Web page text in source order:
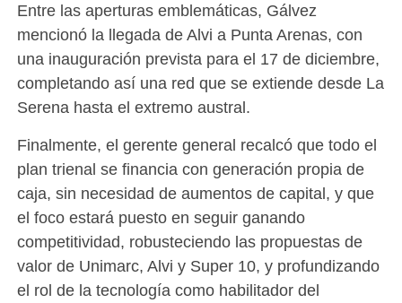
Entre las aperturas emblemáticas, Gálvez
mencionó la llegada de Alvi a Punta Arenas, con
una inauguración prevista para el 17 de diciembre,
completando así una red que se extiende desde La
Serena hasta el extremo austral.
Finalmente, el gerente general recalcó que todo el
plan trienal se financia con generación propia de
caja, sin necesidad de aumentos de capital, y que
el foco estará puesto en seguir ganando
competitividad, robusteciendo las propuestas de
valor de Unimarc, Alvi y Super 10, y profundizando
el rol de la tecnología como habilitador del